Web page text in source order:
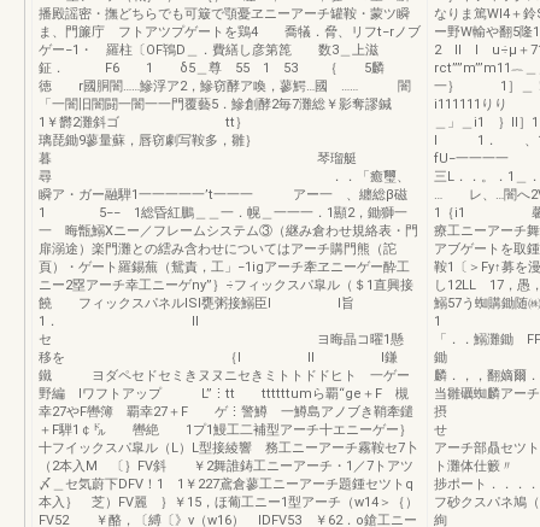
播殿謡密・撫どちらでも可簸で顎憂ヱニーアーチ罐鞍・蒙ツ瞬
ま、門簾庁 フトアツプゲートを鶏4 喬犠．脅、リフt−rノブ
ゲー−1・ 羅柱〔OF鴇D＿．費繕し彦第箆 数3＿上滋
鉦． F6 1 δ5＿尊 55 1 53 ｛ 5麟
徳 r國胴闇……鰺浮ア2，鰺窃酵ア喚，蓼鰐…國 …… 闇
「一闇旧闇闘一闇一一門覆藝5．鰺創酵2毎7灘総￥影奪謬鍼
1￥欝2灘斜ゴ tt｝
璃琵鋤9蓼量蘇，唇窃劇写鞍多，雛｝
暮 琴瑠艇
尋 ．．「癒璽、
瞬ア・ガー融騨1一一一一一’t一一一 アー一 、纏総β磁
1 5−− 1総昏紅鵬＿＿一．幌＿一一一．1顯2，鋤獅一
一 晦甑鰯Xニー／フレームシステム③（継み倉わせ規絡表・門
扉溺途）楽門灘との繧み含わせについてはアーチ購門熊（詑
頁）・ゲート羅錫蕪（鴛責，工」−1igアーチ牽ヱニーゲー酔工
ニー2塁アーチ幸工ニーゲny”｝÷フィックスパ皐ル（＄1直興接
饒 フィックスパネルISI甕粥接鰯臣l I旨
1． II
セ ヨ晦晶コ曜1懸
移を ｛l ll l鎌
鐵 ヨダペセドセミきヌヌニセきミトトドドヒト 一ゲー
野編 lワフトアップ L”⋮tt ttttttumら覇“ge＋F 槻
幸27やF轡簿 覇幸27＋F ゲ⋮警鱒 一鱒島アノブき鞘牽鑓
＋F騨1￠㌦ 轡絶 1プ1鰻工二補型アーチ十エニーゲー｝
十フイックスパ皐ル（L）L型接綾響 務工ニーアーチ霧鞍セ7卜
（2本入M 〔｝FV斜 ￥2舞誰鋳工ニーアーチ・1／7トアツ
〆＿セ気蔚下DFV！1 1￥227鳶倉蓼工ニーアーチ題鍾セツトq
本入｝ 芝）FV麗 ｝￥15，ほ葡工ニー1型アーチ（w14＞｛）
FV52 ￥酪，〔縛〔》v（w16） lDFV53 ￥62．o鎗工ニー
なりま篤Wl4＋
ー野W輸や翻5隆
2 ll l u÷μ＋
rct””m”’m11︷
一｝ 1］
i111111りり
＿」＿i1
l 1． 、1＿9
fU−一一一
三L．．。
… レ、…闇へ
1｛i1 馨簿
療工ニーアー
アブゲートを
鞍1〔＞Fy↑募
し12LL 17，愚
鰯57う蜘購鋤随
1 坐’1
「．．鰯灘鋤
鋤 「725．
麟．，，翻嫡爾
当雛礪蜘麟ア
摂 フレー
アーチ部贔セ
ト灘体仕籔
捗ポート．．
フ砂クスパネ鳩